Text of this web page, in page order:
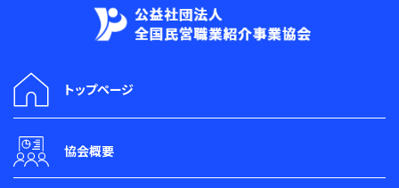
トップページ
協会概要